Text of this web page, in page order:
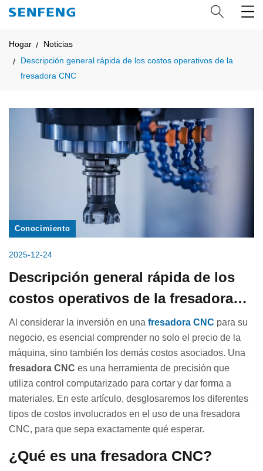
Hogar
Noticias
Descripción general rápida de los costos operativos de la
fresadora CNC
Conocimiento
2025-12-24
Descripción general rápida de los
costos operativos de la fresadora
CNC
Al considerar la inversión en una fresadora CNC para su
negocio, es esencial comprender no solo el precio de la
máquina, sino también los demás costos asociados. Una
fresadora CNC es una herramienta de precisión que
utiliza control computarizado para cortar y dar forma a
materiales. En este artículo, desglosaremos los diferentes
tipos de costos involucrados en el uso de una fresadora
CNC, para que sepa exactamente qué esperar.
¿Qué es una fresadora CNC?